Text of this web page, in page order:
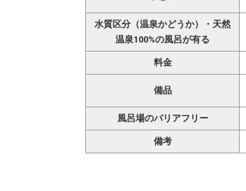
水質区分（温泉かどうか）・天然
温泉100%の風呂が有る
料金
備品
風呂場のバリアフリー
備考